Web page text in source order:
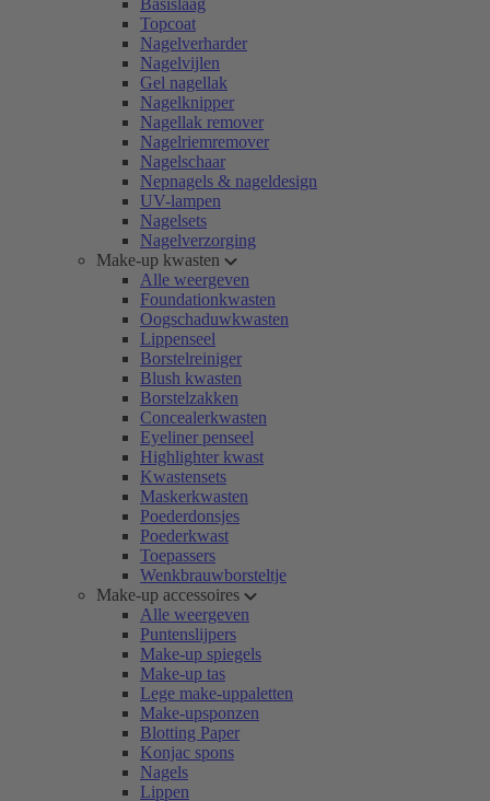
Basislaag
Topcoat
Nagelverharder
Nagelvijlen
Gel nagellak
Nagelknipper
Nagellak remover
Nagelriemremover
Nagelschaar
Nepnagels & nageldesign
UV-lampen
Nagelsets
Nagelverzorging
Make-up kwasten
Alle weergeven
Foundationkwasten
Oogschaduwkwasten
Lippenseel
Borstelreiniger
Blush kwasten
Borstelzakken
Concealerkwasten
Eyeliner penseel
Highlighter kwast
Kwastensets
Maskerkwasten
Poederdonsjes
Poederkwast
Toepassers
Wenkbrauwborsteltje
Make-up accessoires
Alle weergeven
Puntenslijpers
Make-up spiegels
Make-up tas
Lege make-uppaletten
Make-upsponzen
Blotting Paper
Konjac spons
Nagels
Lippen